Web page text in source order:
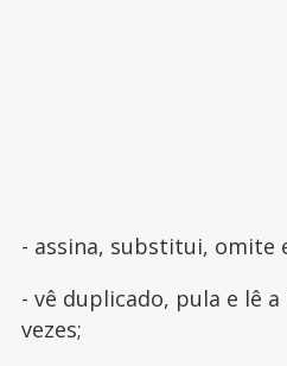
- assina, substitui, omite
- vê duplicado, pula e lê
vezes;